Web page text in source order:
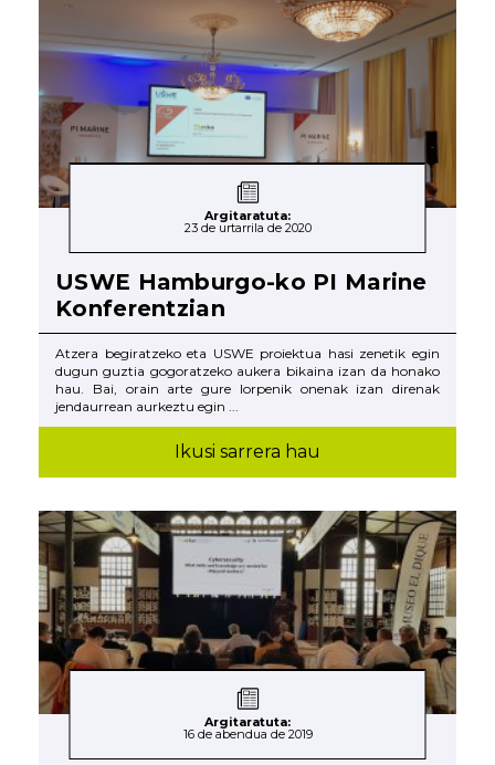
Argitaratuta:
23 de urtarrila de 2020
USWE Hamburgo-ko PI Marine
Konferentzian
Atzera begiratzeko eta USWE proiektua hasi zenetik egin
dugun guztia gogoratzeko aukera bikaina izan da honako
hau. Bai, orain arte gure lorpenik onenak izan direnak
jendaurrean aurkeztu egin ...
Ikusi sarrera hau
Argitaratuta:
16 de abendua de 2019